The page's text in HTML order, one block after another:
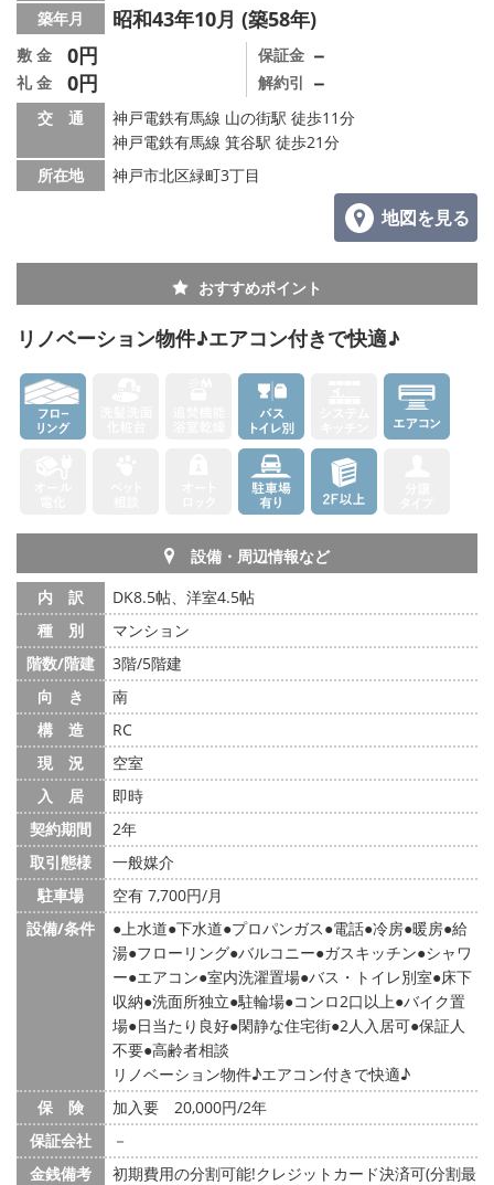
メールでお問い合わせ
築年月 昭和43年10月 (築58年)
敷 金 0円
礼 金 0円
保証金 －
解約引 －
交 通
神戸電鉄有馬線 山の街駅 徒歩11分
神戸電鉄有馬線 箕谷駅 徒歩21分
所在地
神戸市北区緑町3丁目
地図を見る
おすすめポイント
リノベーション物件♪エアコン付きで快適♪
設備・周辺情報など
内 訳
DK8.5帖、洋室4.5帖
種 別
マンション
階数/階建
3階/5階建
向 き
南
構 造
RC
現 況
空室
入 居
即時
契約期間
2年
取引態様
一般媒介
駐車場
空有 7,700円/月
設備/条件
上水道 下水道 プロパンガス 電話 冷房 暖房 給
湯 フローリング バルコニー ガスキッチン シャワ
ー エアコン 室内洗濯置場 バス・トイレ別室 床下
収納 洗面所独立 駐輪場 コンロ2口以上 バイク置
場 日当たり良好 閑静な住宅街 2人入居可 保証人
不要 高齢者相談
リノベーション物件♪エアコン付きで快適♪
保 険
加入要 20,000円/2年
保証会社
－
金銭備考
初期費用の分割可能!クレジットカード決済可(分割最